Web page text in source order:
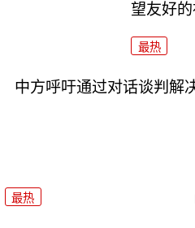
望友好
最热
中方呼吁通过对话谈判解
最热